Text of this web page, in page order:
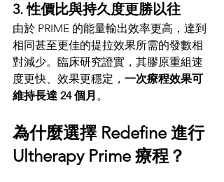
3. 性價比與持久度更勝以往
由於 PRIME 的能量輸出效率更高，達到
相同甚至更佳的提拉效果所需的發數相
對減少。臨床研究證實，其膠原重組速
度更快、效果更穩定， 一次療程效果可
維持長達 24 個月 。
為什麼選擇 Redefine 進行
Ultherapy Prime 療程？